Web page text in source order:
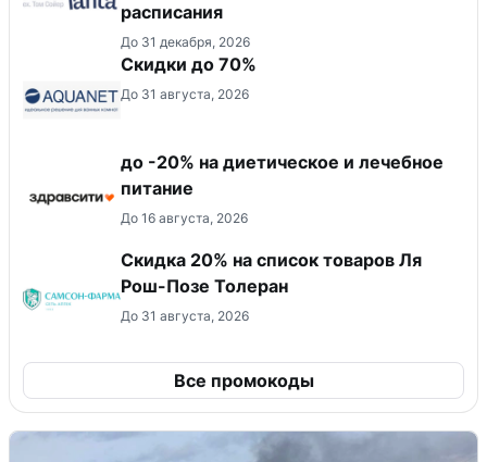
расписания
До 31 декабря, 2026
Скидки до 70%
До 31 августа, 2026
до -20% на диетическое и лечебное
питание
До 16 августа, 2026
Скидка 20% на список товаров Ля
Рош-Позе Толеран
До 31 августа, 2026
Все промокоды